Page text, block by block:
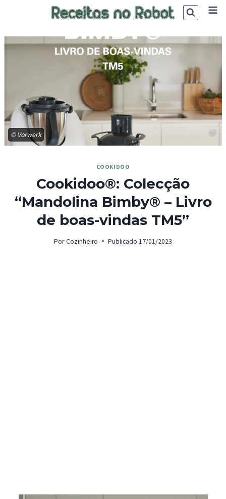
© Vorwerk
COOKIDOO
Cookidoo®: Colecção
“Mandolina Bimby® – Livro
de boas-vindas TM5”
Por Cozinheiro Publicado 17/01/2023